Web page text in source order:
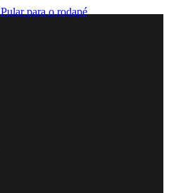
Pular para o rodapé